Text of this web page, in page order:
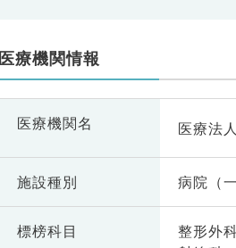
医療機関情報
医療機関名 医療法
施設種別 病院（
標榜科目
整形外